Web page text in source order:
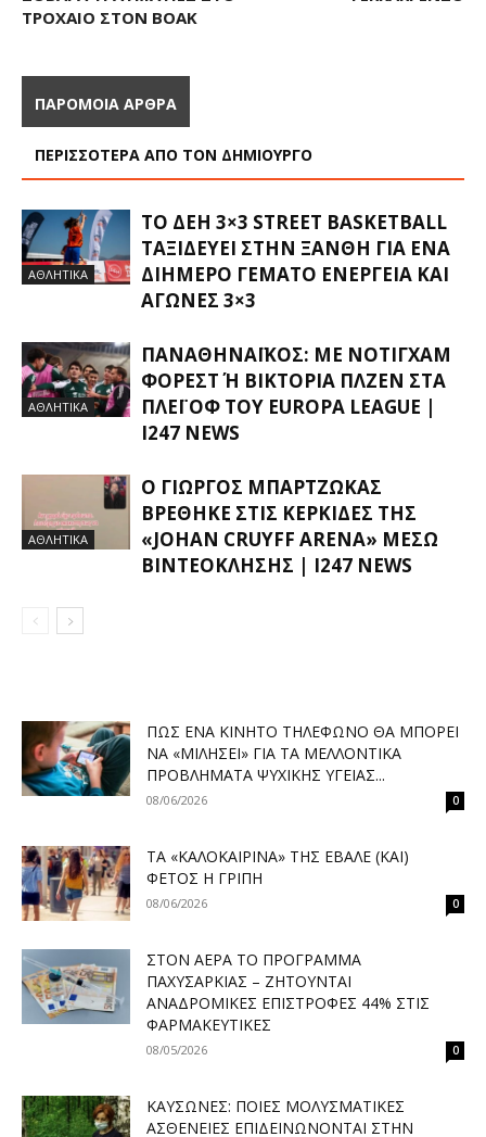
ΤΡΟΧΑΊΟ ΣΤΟΝ ΒΟΑΚ
ΠΑΡΟΜΟΙΑ ΑΡΘΡΑ
ΠΕΡΙΣΣΟΤΕΡΑ ΑΠΟ ΤΟΝ ΔΗΜΙΟΥΡΓΟ
ΑΘΛΗΤΙΚΑ
ΤΟ ΔΕΗ 3×3 STREET BASKETBALL
ΤΑΞΙΔΕΎΕΙ ΣΤΗΝ ΞΆΝΘΗ ΓΙΑ ΈΝΑ
ΔΙΉΜΕΡΟ ΓΕΜΆΤΟ ΕΝΈΡΓΕΙΑ ΚΑΙ
ΑΓΏΝΕΣ 3×3
ΑΘΛΗΤΙΚΑ
ΠΑΝΑΘΗΝΑΪΚΌΣ: ΜΕ ΝΌΤΙΓΧΑΜ
ΦΌΡΕΣΤ Ή ΒΙΚΤΌΡΙΑ ΠΛΖΕΝ ΣΤΑ Π
ΛΈΙ ΟΦ ΤΟΥ EUROPA LEAGUE |
I247 NEWS
ΑΘΛΗΤΙΚΑ
Ο ΓΙΏΡΓΟΣ ΜΠΑΡΤΖΏΚΑΣ
ΒΡΈΘΗΚΕ ΣΤΙΣ ΚΕΡΚΊΔΕΣ ΤΗΣ
«JOHAN CRUYFF ARENA» ΜΈΣΩ
ΒΙΝΤΕΟΚΛΉΣΗΣ | I247 NEWS
ΠΏΣ ΈΝΑ ΚΙΝΗΤΌ ΤΗΛΈΦΩΝΟ ΘΑ ΜΠΟΡΕΊ
ΝΑ «ΜΙΛΉΣΕΙ» ΓΙΑ ΤΑ ΜΕΛΛΟΝΤΙΚΆ
ΠΡΟΒΛΉΜΑΤΑ ΨΥΧΙΚΉΣ ΥΓΕΊΑΣ...
08/06/2026 0
ΤΑ «ΚΑΛΟΚΑΙΡΙΝΆ» ΤΗΣ ΈΒΑΛΕ (ΚΑΙ)
ΦΈΤΟΣ Η ΓΡΊΠΗ
08/06/2026 0
ΣΤΟΝ ΑΈΡΑ ΤΟ ΠΡΌΓΡΑΜΜΑ
ΠΑΧΥΣΑΡΚΊΑΣ – ΖΗΤΟΎΝΤΑΙ
ΑΝΑΔΡΟΜΙΚΈΣ ΕΠΙΣΤΡΟΦΈΣ 44% ΣΤΙΣ
ΦΑΡΜΑΚΕΥΤΙΚΈΣ
08/05/2026 0
ΚΑΎΣΩΝΕΣ: ΠΟΙΕΣ ΜΟΛΥΣΜΑΤΙΚΈΣ
ΑΣΘΈΝΕΙΕΣ ΕΠΙΔΕΙΝΏΝΟΝΤΑΙ ΣΤΗΝ